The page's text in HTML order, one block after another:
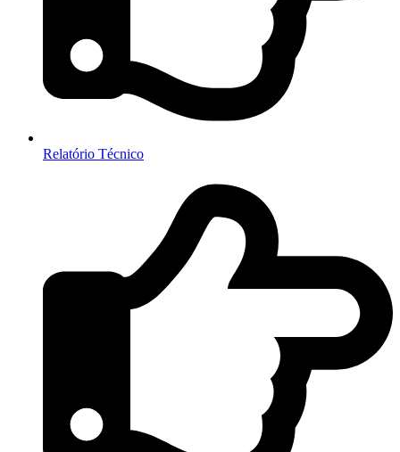
Relatório Técnico